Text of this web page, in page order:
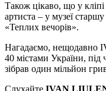
Також цікаво, що у
артиста – у музеї старшу
«Теплих вечорів».
Нагадаємо, нещодавно
40 містами України, під
зібрав один мільйон